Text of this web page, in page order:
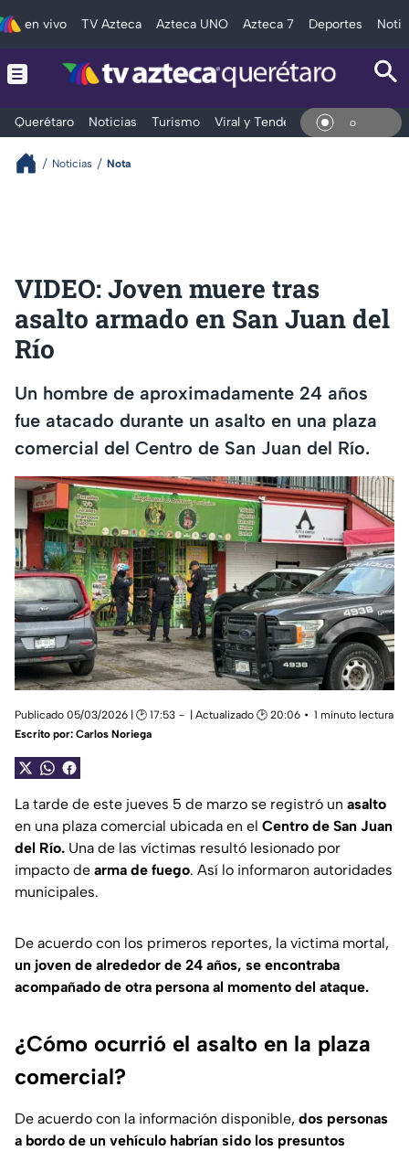
en vivo TV Azteca Azteca UNO Azteca 7 Deportes
Querétaro Noticias Turismo Viral y Tendencia Clima En
Noticias Nota
VIDEO: Joven muere tras
asalto armado en San Juan del
Río
Un hombre de aproximadamente 24 años
fue atacado durante un asalto en una plaza
comercial del Centro de San Juan del Río.
Publicado 05/03/2026 | 🕑 17:53 | Actualizado 🕑 20:06
1 minuto lectura
Escrito por: Carlos Noriega
La tarde de este jueves 5 de marzo se registró un asalto
en una plaza comercial ubicada en el Centro de San Juan
del Río. Una de las víctimas resultó lesionado por
impacto de arma de fuego. Así lo informaron autoridades
municipales.
De acuerdo con los primeros reportes, la victima mortal,
un joven de alrededor de 24 años, se encontraba
acompañado de otra persona al momento del ataque.
¿Cómo ocurrió el asalto en la plaza
comercial?
De acuerdo con la información disponible, dos personas
a bordo de un vehículo habrían sido los presuntos